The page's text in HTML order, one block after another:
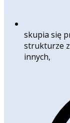
skupia się
strukturze
innych,